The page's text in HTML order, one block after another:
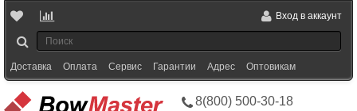
Вход в аккаунт
Доставка Оплата Сервис Гарантии Адрес Оптовикам
8(800) 500-30-18